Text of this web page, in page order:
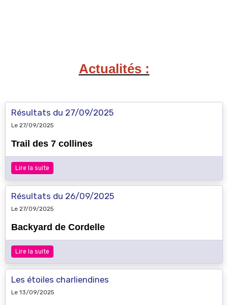
Actualités :
Résultats du 27/09/2025
Le 27/09/2025
Trail des 7 collines
Lire la suite
Résultats du 26/09/2025
Le 27/09/2025
Backyard de Cordelle
Lire la suite
Les étoiles charliendines
Le 13/09/2025